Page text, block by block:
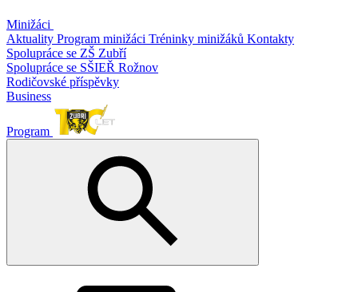
Minižáci
Aktuality Program minižáci Tréninky minižáků Kontakty
Spolupráce se ZŠ Zubří
Spolupráce se SŠIEŘ Rožnov
Rodičovské příspěvky
Business
Program